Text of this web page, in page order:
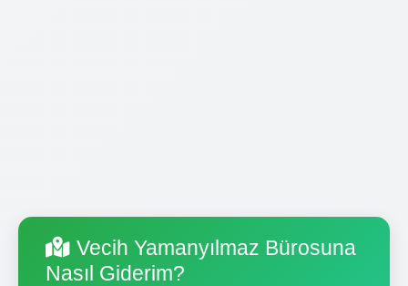
Vecih Yamanyılmaz Bürosuna
Nasıl Giderim?